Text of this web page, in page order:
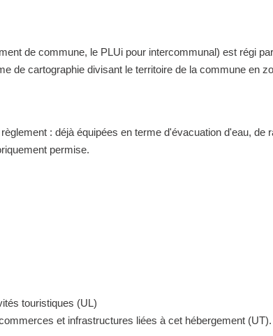
de commune, le PLUi pour intercommunal) est régi
de cartographie divisant le territoire de la commune en
: déjà équipées en terme d'évacuation d'eau,
permise.
touristiques (UL)
et infrastructures liées à cet hébergement (UT).